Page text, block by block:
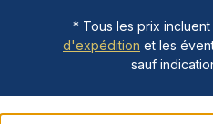
* Tous les prix
d'expédition et les
sauf